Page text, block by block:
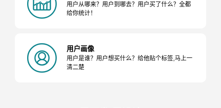
用户从哪来？用户到哪去？用户买了什么？全都
给你统计！
用户画像
用户是谁？用户想买什么？给他贴个标签,马上一
清二楚